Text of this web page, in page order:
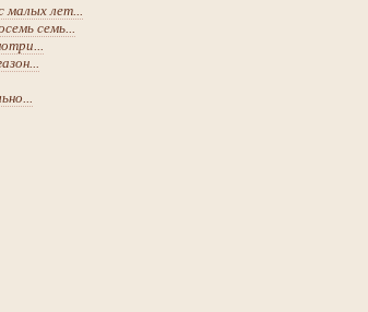
лет...
семь...